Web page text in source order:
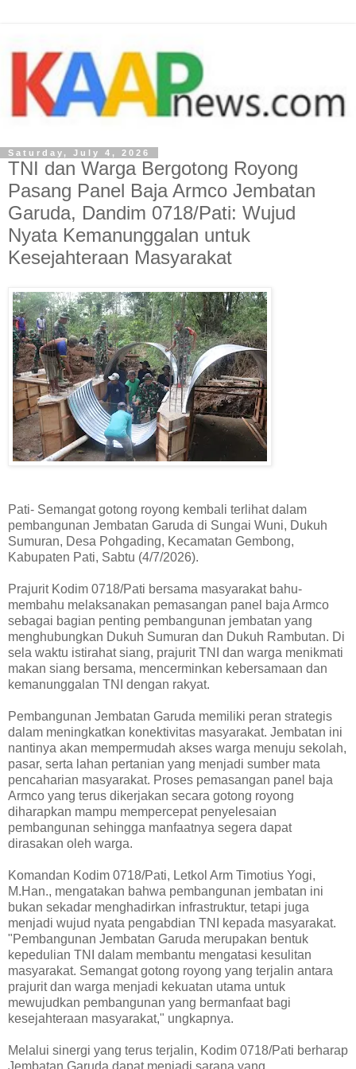
Saturday, July 4, 2026
TNI dan Warga Bergotong Royong
Pasang Panel Baja Armco Jembatan
Garuda, Dandim 0718/Pati: Wujud
Nyata Kemanunggalan untuk
Kesejahteraan Masyarakat
Pati- Semangat gotong royong kembali terlihat dalam
pembangunan Jembatan Garuda di Sungai Wuni, Dukuh
Sumuran, Desa Pohgading, Kecamatan Gembong,
Kabupaten Pati, Sabtu (4/7/2026).
Prajurit Kodim 0718/Pati bersama masyarakat bahu-
membahu melaksanakan pemasangan panel baja Armco
sebagai bagian penting pembangunan jembatan yang
menghubungkan Dukuh Sumuran dan Dukuh Rambutan. Di
sela waktu istirahat siang, prajurit TNI dan warga menikmati
makan siang bersama, mencerminkan kebersamaan dan
kemanunggalan TNI dengan rakyat.
Pembangunan Jembatan Garuda memiliki peran strategis
dalam meningkatkan konektivitas masyarakat. Jembatan ini
nantinya akan mempermudah akses warga menuju sekolah,
pasar, serta lahan pertanian yang menjadi sumber mata
pencaharian masyarakat. Proses pemasangan panel baja
Armco yang terus dikerjakan secara gotong royong
diharapkan mampu mempercepat penyelesaian
pembangunan sehingga manfaatnya segera dapat
dirasakan oleh warga.
Komandan Kodim 0718/Pati, Letkol Arm Timotius Yogi,
M.Han., mengatakan bahwa pembangunan jembatan ini
bukan sekadar menghadirkan infrastruktur, tetapi juga
menjadi wujud nyata pengabdian TNI kepada masyarakat.
"Pembangunan Jembatan Garuda merupakan bentuk
kepedulian TNI dalam membantu mengatasi kesulitan
masyarakat. Semangat gotong royong yang terjalin antara
prajurit dan warga menjadi kekuatan utama untuk
mewujudkan pembangunan yang bermanfaat bagi
kesejahteraan masyarakat," ungkapnya.
Melalui sinergi yang terus terjalin, Kodim 0718/Pati berharap